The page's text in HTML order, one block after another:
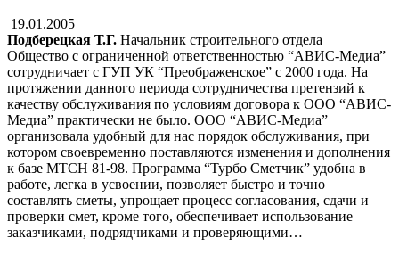
19.01.2005
Подберецкая Т.Г. Начальник строительного отдела
Общество с ограниченной ответственностью “АВИС-Медиа”
сотрудничает с ГУП УК “Преображенское” с 2000 года. На
протяжении данного периода сотрудничества претензий к
качеству обслуживания по условиям договора к ООО “АВИС-
Медиа” практически не было. ООО “АВИС-Медиа”
организовала удобный для нас порядок обслуживания, при
котором своевременно поставляются изменения и дополнения
к базе МТСН 81-98. Программа “Турбо Сметчик” удобна в
работе, легка в усвоении, позволяет быстро и точно
составлять сметы, упрощает процесс согласования, сдачи и
проверки смет, кроме того, обеспечивает использование
заказчиками, подрядчиками и проверяющими…